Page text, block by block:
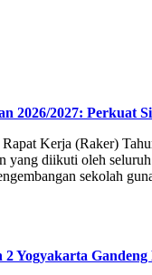
2026/2027:
Kerja (Raker)
diikuti oleh
sekolah